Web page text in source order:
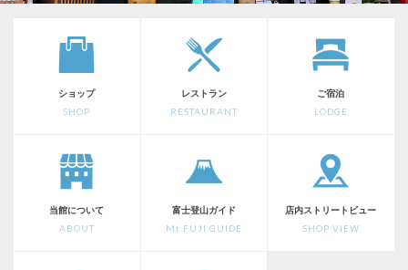
ショップ
SHOP
レストラン
RESTAURANT
ご宿泊
LODGE
当館について
ABOUT
富士登山ガイド
Mt.FUJI GUIDE
店内ストリートビュー
SHOP VIEW